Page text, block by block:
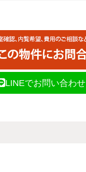
LINEでお問い合わせ